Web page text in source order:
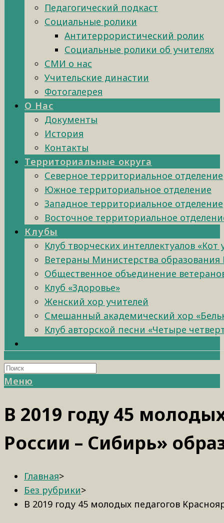
Педагогический подкаст
Социальные ролики
Антитеррористический ролик
Социальные ролики об учителях
СМИ о нас
Учительские династии
Фотогалерея
О Нас
Документы
История
Контакты
Территориальные округа
Северное территориальное отделение
Южное территориальное отделение
Западное территориальное отделение
Восточное территориальное
Клубы
Клуб творческих интеллектуалов «Кот
Ветераны Министерства образования
Общественное объединение
Клуб «Здоровье»
Женский хор учителей
Смешанный академический хор
Клуб авторской песни «Четыре
Меню
В 2019 году 45
России – Сибирь»
Главная>
Без рубрики>
В 2019 году 45 молодых педагогов